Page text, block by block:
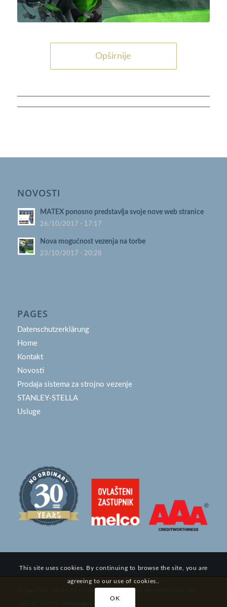
Opširnije
NOVOSTI
MATEX ponosno predstavlja svoje nove web stranice
26/10/2017 - 17:17
Nova mogućnost vezenja na torbe
23/10/2017 - 20:28
PAGES
Datenschutzerklärung
Home
Kontakt
Novosti
Prodaja sistema za strojno vezenje
STANLEY-STELLA
Usluge
© Copyright - Matex d.o.o. | Cvjetna 6, 40000 Čakovec - HRVATSKA | tel.
This site uses cookies. By continuing to browse the site, you are
agreeing to our use of cookies..
OK